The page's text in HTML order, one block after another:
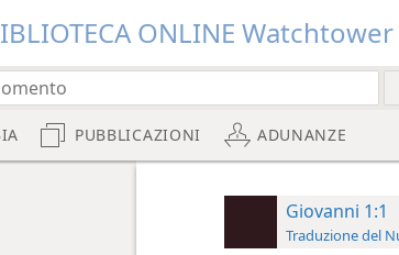
ONLINE Watchtower
PUBBLICAZIONI ADUNANZE
Giovanni 1:1
Traduzione del